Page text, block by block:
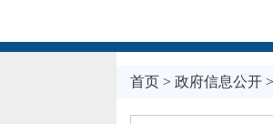
首页> 政府信息公开